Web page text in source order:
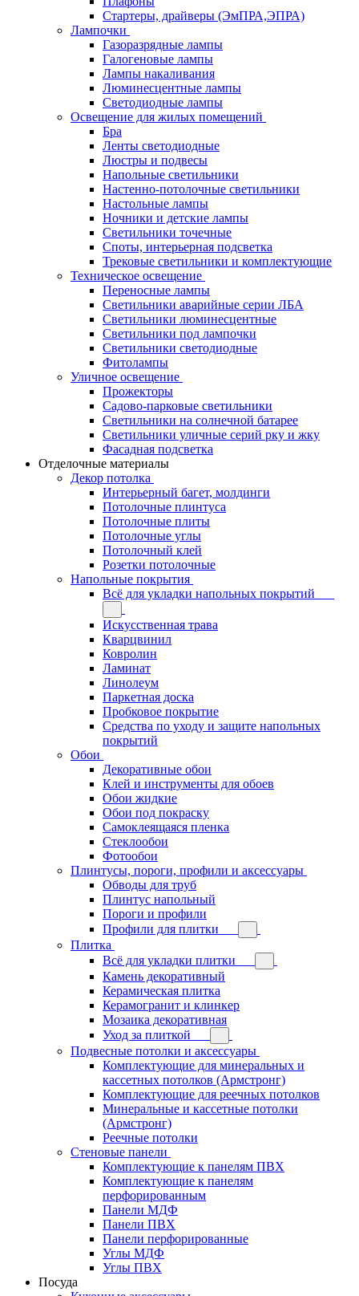
Стартеры, драйверы (ЭмПРА,ЭПРА)
Лампочки
Газоразрядные лампы
Галогеновые лампы
Лампы накаливания
Люминесцентные лампы
Светодиодные лампы
Освещение для жилых помещений
Бра
Ленты светодиодные
Люстры и подвесы
Напольные светильники
Настенно-потолочные светильники
Настольные лампы
Ночники и детские лампы
Светильники точечные
Споты, интерьерная подсветка
Трековые светильники и комплектующие
Техническое освещение
Переносные лампы
Светильники аварийные серии ЛБА
Светильники люминесцентные
Светильники под лампочки
Светильники светодиодные
Фитолампы
Уличное освещение
Прожекторы
Садово-парковые светильники
Светильники на солнечной батарее
Светильники уличные серий рку и жку
Фасадная подсветка
Отделочные материалы
Декор потолка
Интерьерный багет, молдинги
Потолочные плинтуса
Потолочные плиты
Потолочные углы
Потолочный клей
Розетки потолочные
Напольные покрытия
Всё для укладки напольных покрытий
Искусственная трава
Кварцвинил
Ковролин
Ламинат
Линолеум
Паркетная доска
Пробковое покрытие
Средства по уходу и защите напольных
покрытий
Обои
Декоративные обои
Клей и инструменты для обоев
Обои жидкие
Обои под покраску
Самоклеящаяся пленка
Стеклообои
Фотообои
Плинтусы, пороги, профили и аксессуары
Обводы для труб
Плинтус напольный
Пороги и профили
Профили для плитки
Плитка
Всё для укладки плитки
Камень декоративный
Керамическая плитка
Керамогранит и клинкер
Мозаика декоративная
Уход за плиткой
Подвесные потолки и аксессуары
Комплектующие для минеральных и
кассетных потолков (Армстронг)
Комплектующие для реечных потолков
Минеральные и кассетные потолки
(Армстронг)
Реечные потолки
Стеновые панели
Комплектующие к панелям ПВХ
Комплектующие к панелям
перфорированным
Панели МДФ
Панели ПВХ
Панели перфорированные
Углы МДФ
Углы ПВХ
Посуда